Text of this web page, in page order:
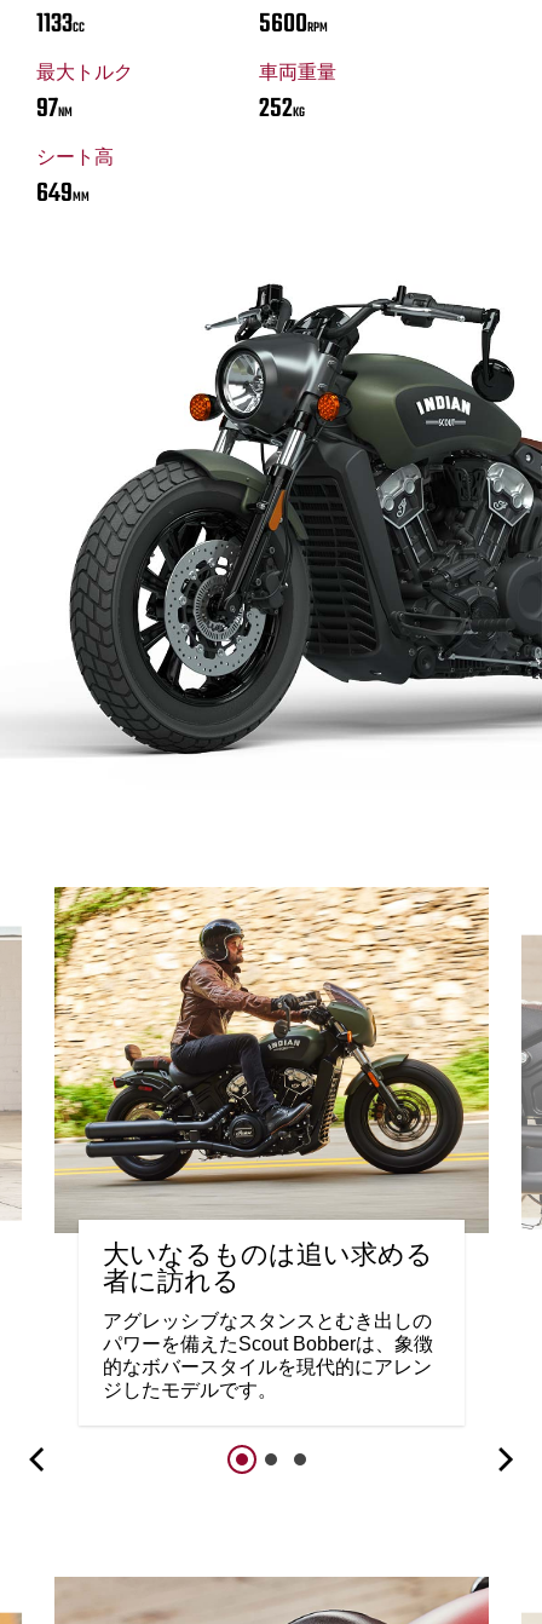
1133CC 5600RPM
最大トルク
97NM
車両重量
252KG
シート高
649MM
大いなるものは追い求める
者に訪れる
アグレッシブなスタンスとむき出しの
パワーを備えたScout Bobberは、象徴
的なボバースタイルを現代的にアレン
ジしたモデルです。